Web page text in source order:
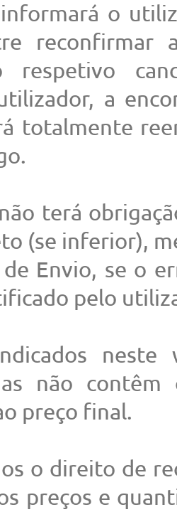
o
reconfirmar
respetivo
a
totalmente
terá
(se inferior),
Envio, se o
pelo
não
preço final.
o direito de
preços e